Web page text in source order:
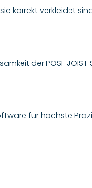
korrekt verkleidet
der POSI-
für höchste